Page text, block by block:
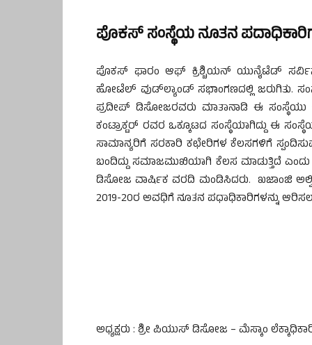
ಪೊಕಸ್ ಸಂಸ್ಥೆಯ ನೂತನ
ಪೊಕಸ್ ಫಾರಂ ಆಫ್ ಕ್ರಿಶ್ಚಿಯನ್ ಯುನೈಟೆಡ್
ಹೋಟೆಲ್ ವುಡ್‍ಲ್ಯಾಂಡ್ ಸಭಾಂಗಣದಲ್ಲಿ ಜರುಗಿತು.
ಪ್ರದೀಪ್ ಡಿಸೋಜರವರು ಮಾತಾನಾಡಿ ಈ
ಕಂಟ್ರಾಕ್ಟರ್ ರವರ ಒಕ್ಕೂಟದ ಸಂಸ್ಥೆಯಾಗಿದ್ದು ಈ
ಸಾಮಾನ್ಯರಿಗೆ ಸರಕಾರಿ ಕಛೇರಿಗಳ ಕೆಲಸಗಳಿಗೆ
ಬಂದಿದ್ದು ಸಮಾಜಮುಖಿಯಾಗಿ ಕೆಲಸ ಮಾಡುತ್ತಿದೆ
ಡಿಸೋಜ ವಾರ್ಷಿಕ ವರದಿ ಮಂಡಿಸಿದರು. ಖಜಾಂಜಿ
2019-20ರ ಅವಧಿಗೆ ನೂತನ ಪಧಾಧಿಕಾರಿಗಳನ್ನು
ಅಧ್ಯಕ್ಷರು : ಶ್ರೀ ಪಿಯುಸ್ ಡಿಸೋಜ – ಮೆಸ್ಕಾಂ